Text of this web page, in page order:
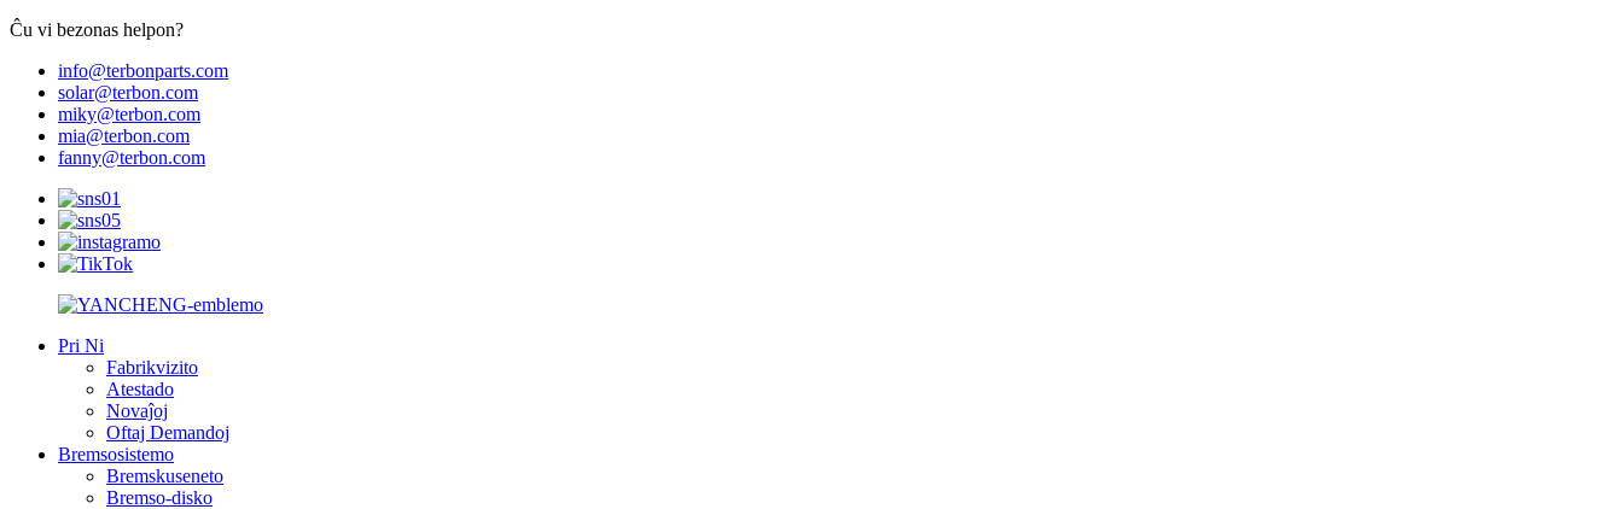
Ĉu vi bezonas helpon?
info@terbonparts.com
solar@terbon.com
miky@terbon.com
mia@terbon.com
fanny@terbon.com
Pri Ni
Fabrikvizito
Atestado
Novaĵoj
Oftaj Demandoj
Bremsosistemo
Bremskuseneto
Bremso-disko